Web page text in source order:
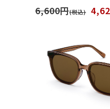
6,600円(税込)